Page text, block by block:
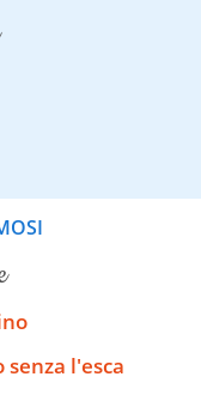
senza l'esca